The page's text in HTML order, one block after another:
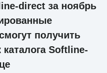
direct за ноябрь
получить
Softline-